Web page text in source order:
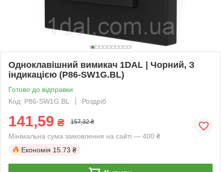
Одноклавішний вимикач 1DAL | Чорний, З
індикацією (P86-SW1G.BL)
Готово до відправки
Код: P86-SW1G.BL
Роздріб
141,59 ₴ 157,32 ₴
Мінімальна сума замовлення на сайті — 400 ₴
Економія 15.73 ₴